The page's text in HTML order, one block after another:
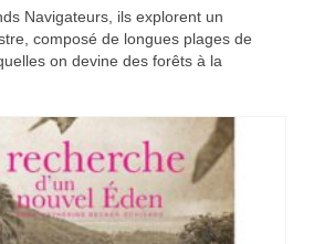
Navigateurs, ils explorent un
composé de longues plages de
on devine des forêts à la